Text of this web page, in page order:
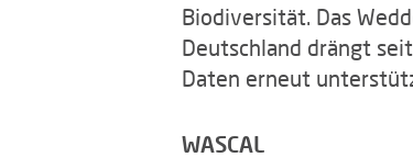
Biodiversität. Das
Deutschland drängt
Daten erneut
WASCAL